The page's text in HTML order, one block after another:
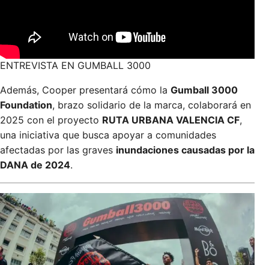
ENTREVISTA EN GUMBALL 3000
Además, Cooper presentará cómo la Gumball 3000
Foundation, brazo solidario de la marca, colaborará en
2025 con el proyecto RUTA URBANA VALENCIA CF,
una iniciativa que busca apoyar a comunidades
afectadas por las graves inundaciones causadas por la
DANA de 2024.